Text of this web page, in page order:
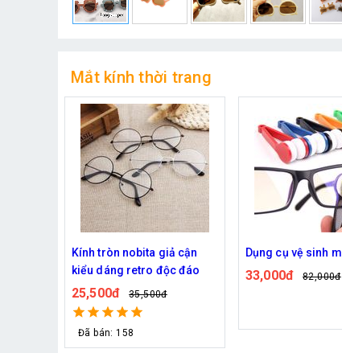
Mắt kính thời trang
Dụng cụ vệ sinh mắt kính
33,000đ 82,000đ
Kính thug life
21,000đ 76,000đ